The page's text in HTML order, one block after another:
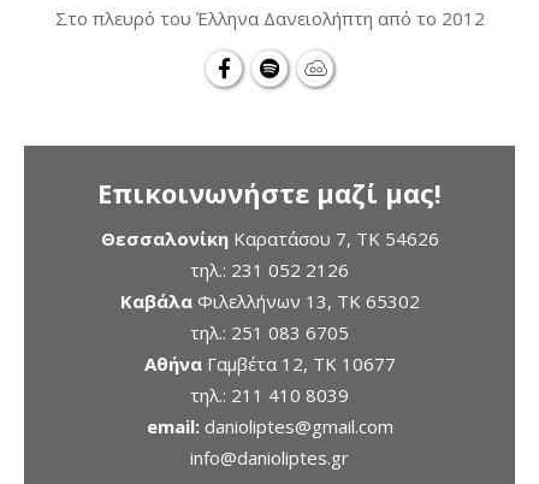
Στο πλευρό του Έλληνα Δανειολήπτη από το 2012
Επικοινωνήστε μαζί μας!
ΘεσσαλονίκηΚαρατάσου 7, TK 54626
τηλ.: 231 052 2126
ΚαβάλαΦιλελλήνων 13, ΤΚ 65302
τηλ.: 251 083 6705
ΑθήναΓαμβέτα 12, ΤΚ 10677
τηλ.: 211 410 8039
email: danioliptes@gmail.com
info@danioliptes.gr